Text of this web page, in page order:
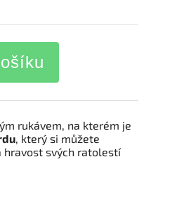
rukávem, na kterém je
, který si můžete
hravost svých ratolestí